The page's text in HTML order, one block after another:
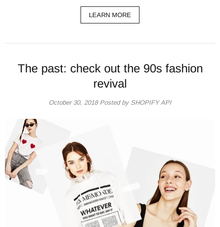
LEARN MORE
The past: check out the 90s fashion
revival
October 30, 2018Posted by SHOPIFY API